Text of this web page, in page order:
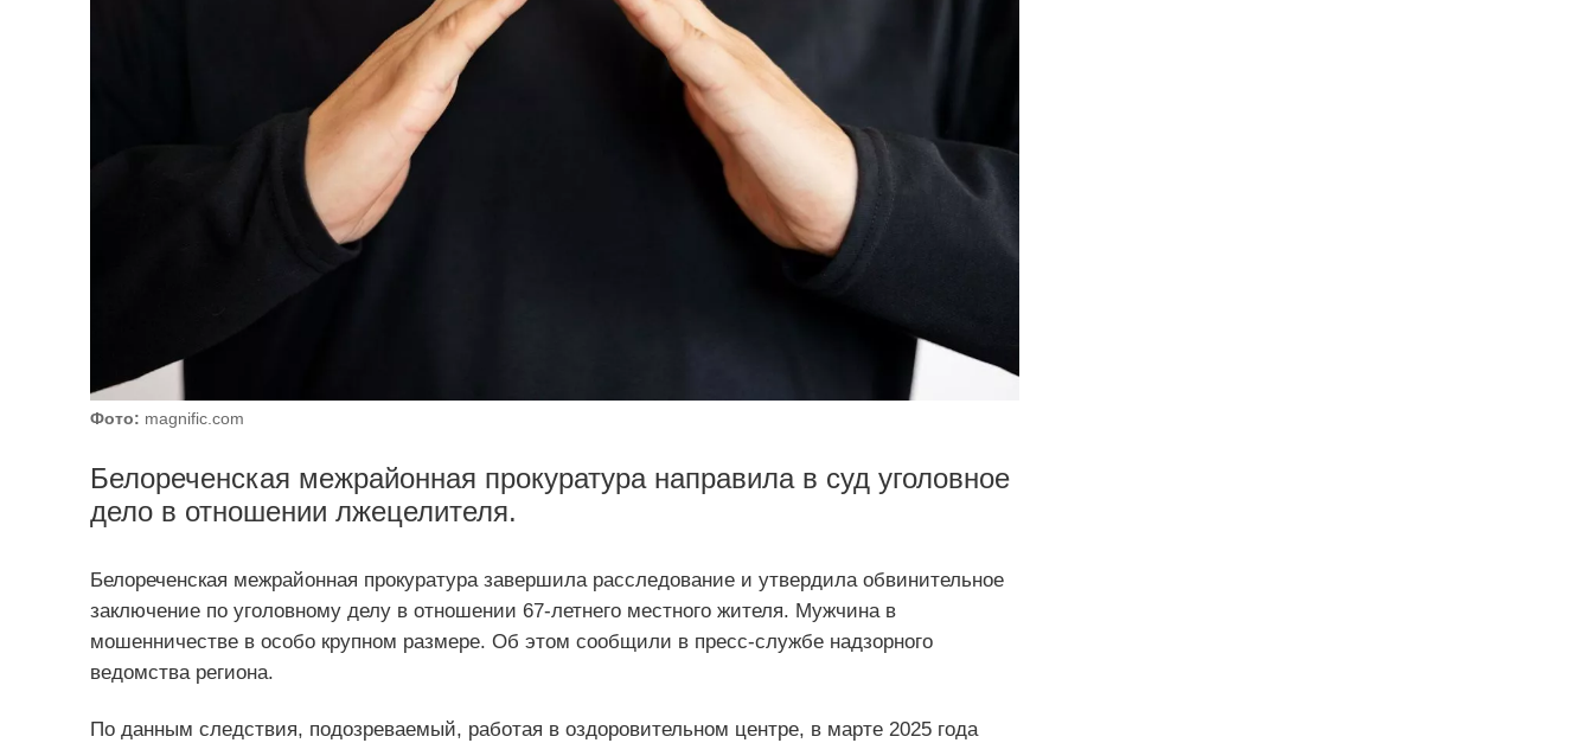
Фото: magnific.com
Белореченская межрайонная прокуратура направила в суд уголовное
дело в отношении лжецелителя.
Белореченская межрайонная прокуратура завершила расследование и утвердила обвинительное
заключение по уголовному делу в отношении 67-летнего местного жителя. Мужчина в
мошенничестве в особо крупном размере. Об этом сообщили в пресс-службе надзорного
ведомства региона.
По данным следствия, подозреваемый, работая в оздоровительном центре, в марте 2025 года